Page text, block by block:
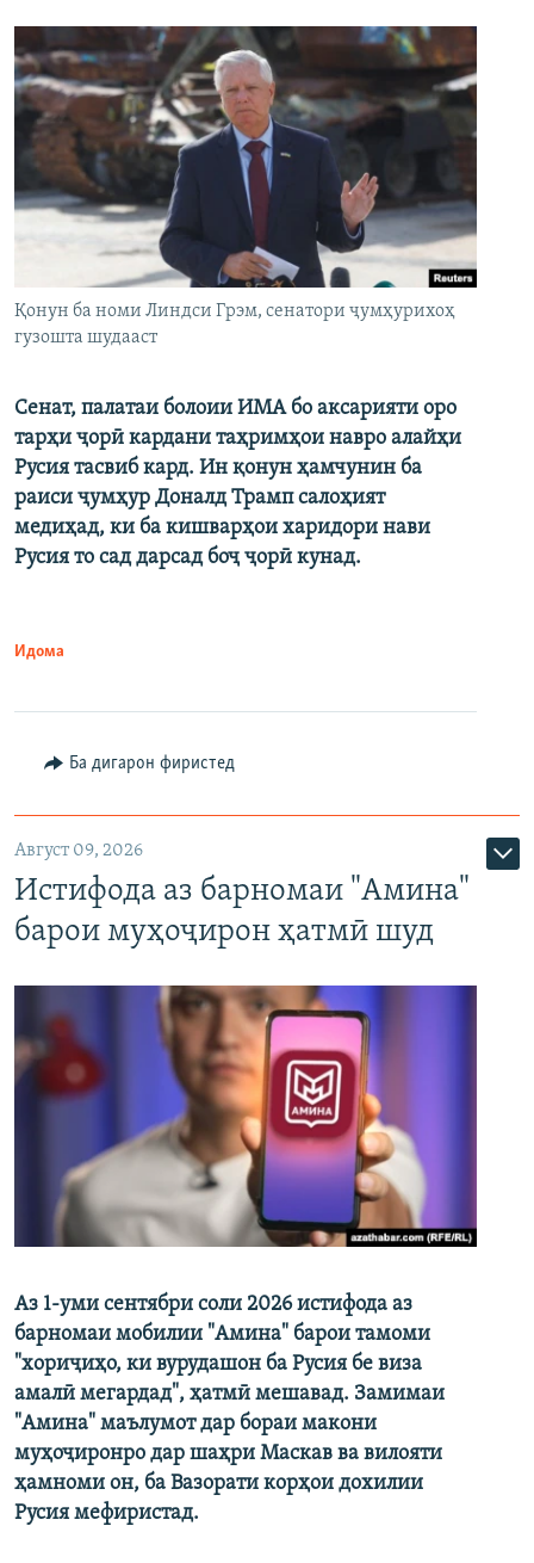
Қонун ба номи Линдси Грэм, сенатори ҷумҳурихоҳ
гузошта шудааст
Сенат, палатаи болоии ИМА бо аксарияти оро
тарҳи ҷорӣ кардани таҳримҳои навро алайҳи
Русия тасвиб кард. Ин қонун ҳамчунин ба
раиси ҷумҳур Доналд Трамп салоҳият
медиҳад, ки ба кишварҳои харидори нави
Русия то сад дарсад боҷ ҷорӣ кунад.
Идома
Ба дигарон фиристед
Август 09, 2026
Истифода аз барномаи "Амина"
барои муҳоҷирон ҳатмӣ шуд
Аз 1-уми сентябри соли 2026 истифода аз
барномаи мобилии "Амина" барои тамоми
"хориҷиҳо, ки вурудашон ба Русия бе виза
амалӣ мегардад", ҳатмӣ мешавад. Замимаи
"Амина" маълумот дар бораи макони
муҳоҷиронро дар шаҳри Маскав ва вилояти
ҳамноми он, ба Вазорати корҳои дохилии
Русия мефиристад.